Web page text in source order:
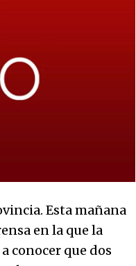
Esta mañana
en la que la
conocer que dos